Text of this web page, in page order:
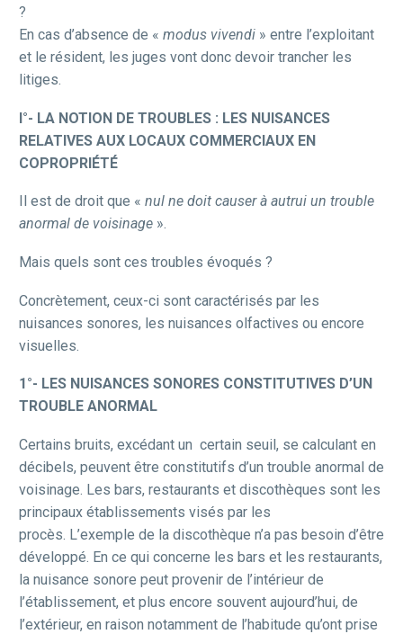
?
En cas d’absence de « modus vivendi » entre l’exploitant
et le résident, les juges vont donc devoir trancher les
litiges.
I°- LA NOTION DE TROUBLES : LES NUISANCES
RELATIVES AUX LOCAUX COMMERCIAUX EN
COPROPRIÉTÉ
Il est de droit que « nul ne doit causer à autrui un trouble
anormal de voisinage ».
Mais quels sont ces troubles évoqués ?
Concrètement, ceux-ci sont caractérisés par les
nuisances sonores, les nuisances olfactives ou encore
visuelles.
1°- LES NUISANCES SONORES CONSTITUTIVES D’UN
TROUBLE ANORMAL
Certains bruits, excédant un certain seuil, se calculant en
décibels, peuvent être constitutifs d’un trouble anormal de
voisinage. Les bars, restaurants et discothèques sont les
principaux établissements visés par les
procès. L’exemple de la discothèque n’a pas besoin d’être
développé. En ce qui concerne les bars et les restaurants,
la nuisance sonore peut provenir de l’intérieur de
l’établissement, et plus encore souvent aujourd’hui, de
l’extérieur, en raison notamment de l’habitude qu’ont prise